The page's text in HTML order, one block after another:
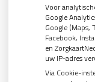
Gezond tandvlees:
Naar de tandarts in
(Mond)zorgkosten
Voor
Google
Google (Maps,
Facebook,
en
uw IP-adres
Via Cookie-